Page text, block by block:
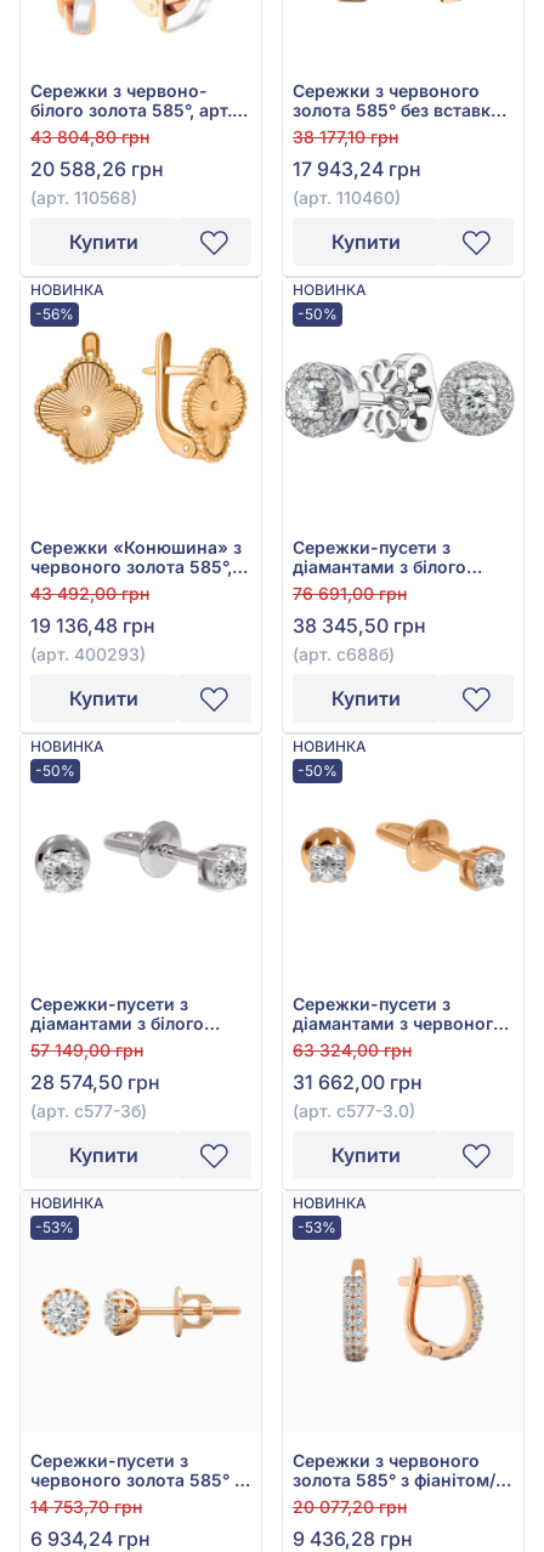
Сережки з червоно-
білого золота 585°, арт.
110568
43 804,80 грн
20 588,26 грн
(арт. 110568)
Купити
Сережки з червоного
золота 585° без вставки,
арт. 110460
38 177,10 грн
17 943,24 грн
(арт. 110460)
Купити
НОВИНКА
-56%
Сережки «Конюшина» з
червоного золота 585°,
без вставки, арт. 400293
43 492,00 грн
19 136,48 грн
(арт. 400293)
Купити
НОВИНКА
-50%
Сережки-пусети з
діамантами з білого
золота 585°, Діамант
0,26ct, арт. с688б
76 691,00 грн
38 345,50 грн
(арт. с688б)
Купити
НОВИНКА
-50%
Сережки-пусети з
діамантами з білого
золота 585°, Діамант
0,19ct, арт. с577-3б
57 149,00 грн
28 574,50 грн
(арт. с577-3б)
Купити
НОВИНКА
-50%
Сережки-пусети з
діамантами з червоного
золота 585°, Діамант
0,22ct, арт. с577-3.0
63 324,00 грн
31 662,00 грн
(арт. с577-3.0)
Купити
НОВИНКА
-53%
Сережки-пусети з
червоного золота 585° з
фіанітом/куб.цирконієм,
арт. 110514
14 753,70 грн
6 934,24 грн
НОВИНКА
-53%
Сережки з червоного
золота 585° з фіанітом/
куб.цирконієм, арт.
110356
20 077,20 грн
9 436,28 грн